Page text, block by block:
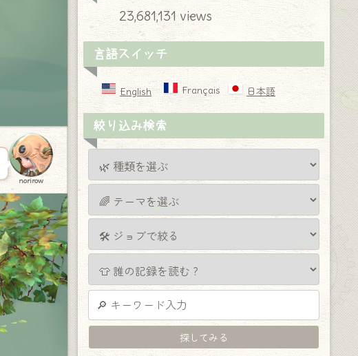
norirow
23,681,131 views
言語スイッチ
English Français 日本語
絞り込み検索